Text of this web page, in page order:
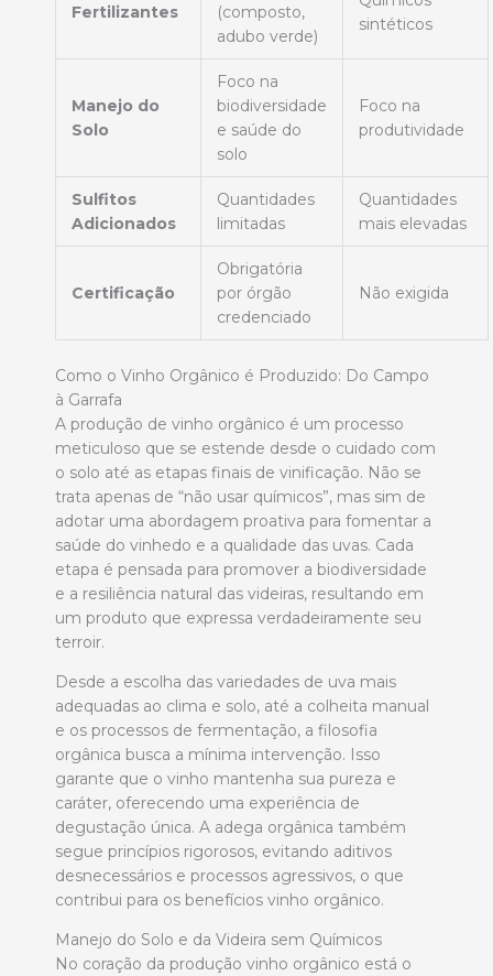
Fertilizantes
(composto,
adubo verde)
sintéticos
Manejo do
Solo
Foco na
biodiversidade
e saúde do
solo
Foco na
produtividade
Sulfitos
Adicionados
Quantidades
limitadas
Quantidades
mais elevadas
Certificação
Obrigatória
por órgão
credenciado
Não exigida
Como o Vinho Orgânico é Produzido: Do Campo
à Garrafa
A produção de vinho orgânico é um processo
meticuloso que se estende desde o cuidado com
o solo até as etapas finais de vinificação. Não se
trata apenas de “não usar químicos”, mas sim de
adotar uma abordagem proativa para fomentar a
saúde do vinhedo e a qualidade das uvas. Cada
etapa é pensada para promover a biodiversidade
e a resiliência natural das videiras, resultando em
um produto que expressa verdadeiramente seu
terroir.
Desde a escolha das variedades de uva mais
adequadas ao clima e solo, até a colheita manual
e os processos de fermentação, a filosofia
orgânica busca a mínima intervenção. Isso
garante que o vinho mantenha sua pureza e
caráter, oferecendo uma experiência de
degustação única. A adega orgânica também
segue princípios rigorosos, evitando aditivos
desnecessários e processos agressivos, o que
contribui para os benefícios vinho orgânico.
Manejo do Solo e da Videira sem Químicos
No coração da produção vinho orgânico está o